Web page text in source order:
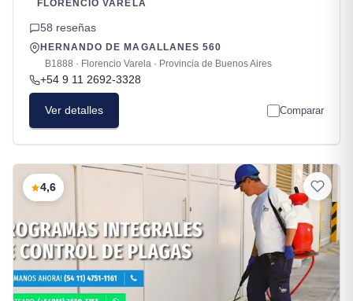
FLORENCIO VARELA
58 reseñas
HERNANDO DE MAGALLANES 560
B1888 · Florencio Varela · Provincia de Buenos Aires
+54 9 11 2692-3328
Ver detalles Comparar
4,6